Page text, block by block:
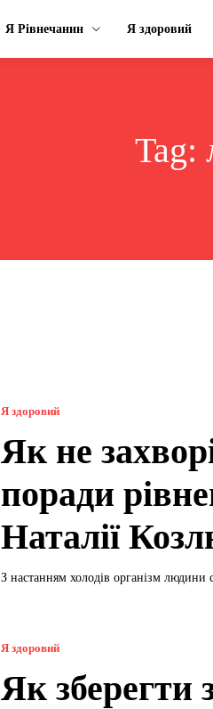
Я Рівнечанин Я здоровий
Tag:
Я здоровий
Як не
поради
Наталії
З настанням холодів організм людини
Я здоровий
Як зберегти